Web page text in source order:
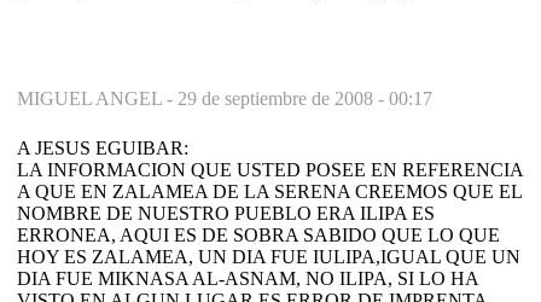
MIGUEL ANGEL - 29 de septiembre de 2008 - 00:17
A JESUS EGUIBAR:
LA INFORMACION QUE USTED POSEE EN REFERENCIA
A QUE EN ZALAMEA DE LA SERENA CREEMOS QUE EL
NOMBRE DE NUESTRO PUEBLO ERA ILIPA ES
ERRONEA, AQUI ES DE SOBRA SABIDO QUE LO QUE
HOY ES ZALAMEA, UN DIA FUE IULIPA,IGUAL QUE UN
DIA FUE MIKNASA AL-ASNAM, NO ILIPA, SI LO HA